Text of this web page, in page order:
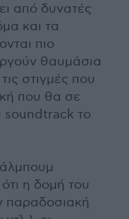
από δυνατές
και τα
πιο
θαυμάσια
στιγμές που
που θα σε
soundtrack το
η δομή του
παραδοσιακή